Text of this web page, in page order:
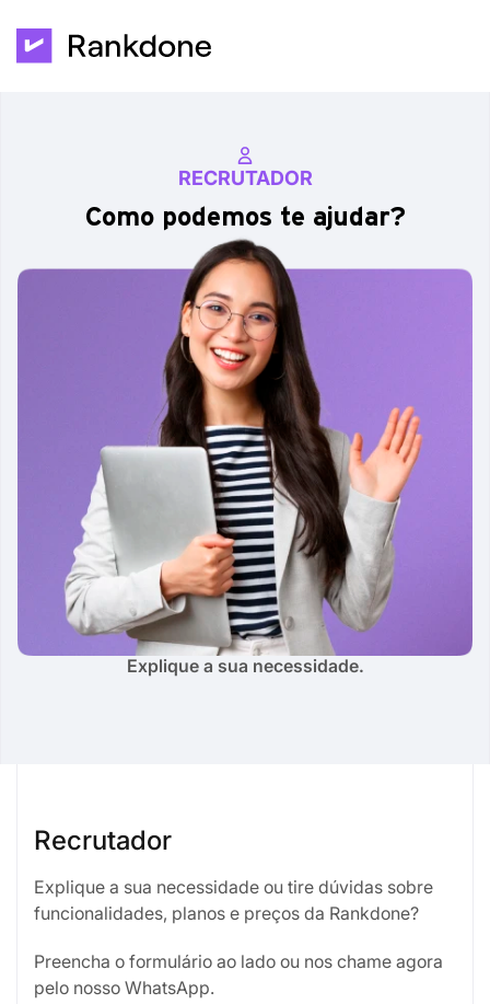
RECRUTADOR
Como podemos te ajudar?
Explique a sua necessidade.
Recrutador
Explique a sua necessidade ou tire dúvidas sobre
funcionalidades, planos e preços da Rankdone?
Preencha o formulário ao lado ou nos chame agora
pelo nosso WhatsApp.